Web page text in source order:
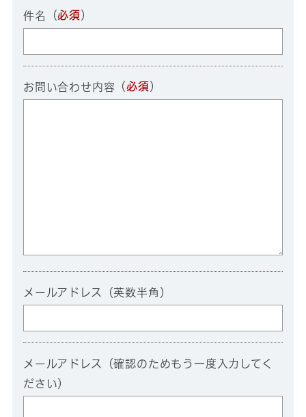
件名 （必須 ）
お問い合わせ内容 （必須 ）
メールアドレス（英数半角）
メールアドレス（確認のためもう一度入力してく
ださい）